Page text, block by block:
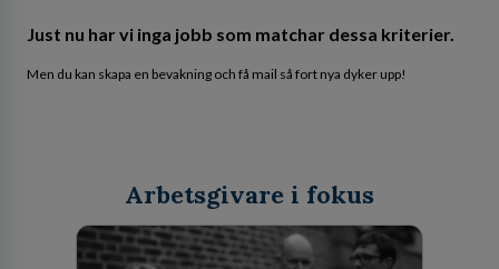
Just nu har vi inga jobb som matchar dessa kriterier.
Men du kan skapa en bevakning och få mail så fort nya dyker upp!
Arbetsgivare i fokus